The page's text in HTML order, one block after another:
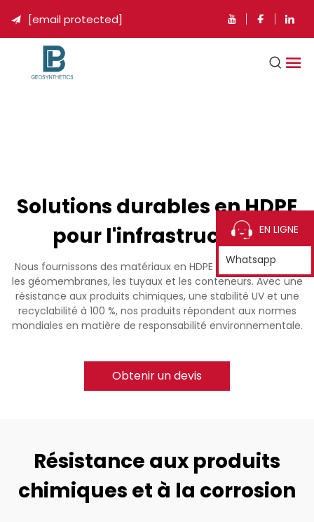
 [email protected]
Solutions durables en HDPE
pour l'infrastructure
Nous fournissons des matériaux en HDPE (0,2-5 mm) pour
les géomembranes, les tuyaux et les conteneurs. Avec une
résistance aux produits chimiques, une stabilité UV et une
recyclabilité à 100 %, nos produits répondent aux normes
mondiales en matière de responsabilité environnementale.
Obtenir un devis
Résistance aux produits
chimiques et à la corrosion
EN LIGNE
Whatsapp